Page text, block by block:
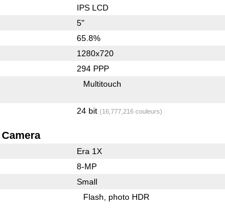
IPS LCD
5"
65.8%
1280x720
294 PPP
Multitouch
24 bit (16,777,216 couleurs)
Era 1X
8-MP
Small
Flash photo HDR